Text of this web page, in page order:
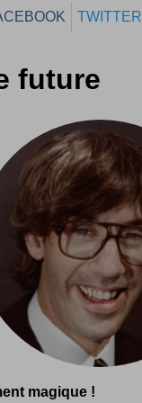
TWITTER
future
magique !